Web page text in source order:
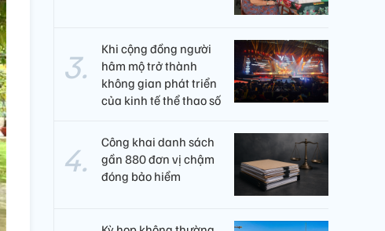
Khi cộng đồng người
hâm mộ trở thành
không gian phát triển
của kinh tế thể thao số
Công khai danh sách
gần 880 đơn vị chậm
đóng bảo hiểm